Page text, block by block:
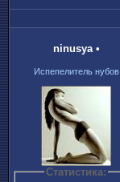
ninusya •
Испепелитель нубов
Статистика: